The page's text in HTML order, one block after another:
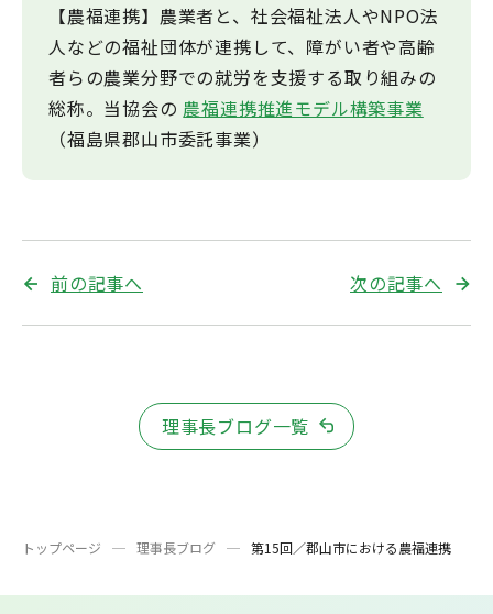
【農福連携】農業者と、社会福祉法人やNPO法
人などの福祉団体が連携して、障がい者や高齢
者らの農業分野での就労を支援する取り組みの
総称。当協会の 農福連携推進モデル構築事業
（福島県郡山市委託事業）
前の記事へ 次の記事へ
理事長ブログ一覧
トップページ 理事長ブログ 第15回／郡山市における農福連携